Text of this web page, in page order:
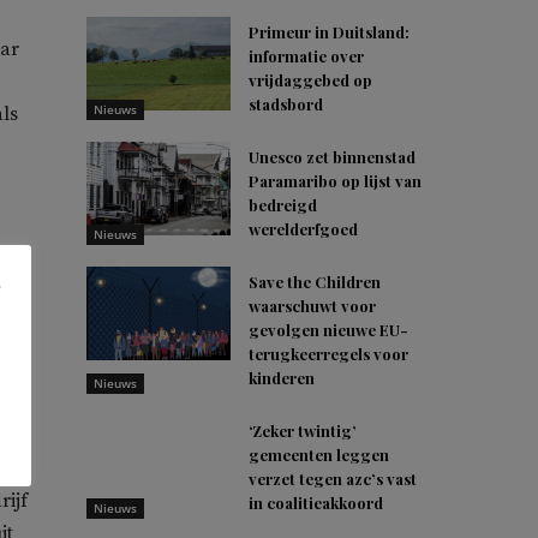
Nieuws
Primeur in Duitsland:
informatie over
vrijdaggebed op
stadsbord
Nieuws
Unesco zet binnenstad
Paramaribo op lijst van
bedreigd
werelderfgoed
Nieuws
Save the Children
waarschuwt voor
gevolgen nieuwe EU-
terugkeerregels voor
kinderen
Nieuws
‘Zeker twintig’
gemeenten leggen
verzet tegen azc’s vast
in coalitieakkoord